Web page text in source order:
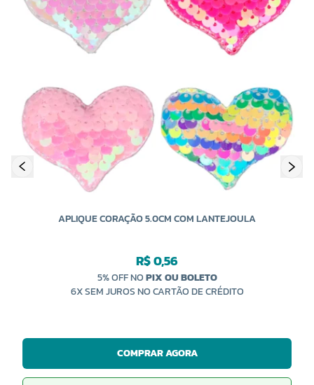
APLIQUE CORAÇÃO 5.0CM COM LANTEJOULA
R$ 0,56
5% OFF NOPIX OU BOLETO
6X SEM JUROS NO CARTÃO DE CRÉDITO
COMPRAR AGORA